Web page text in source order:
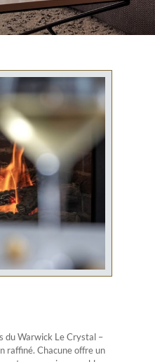
du Warwick Le Crystal –
raffiné. Chacune offre un